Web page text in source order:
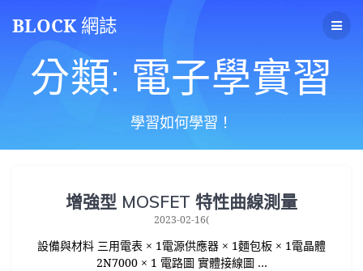
BLOCK網誌
分類: 電子學實習
學習如何學習！
增強型 MOSFET 特性曲線測量
2023-02-16(
設備與材料 三用電表 × 1電源供應器 × 1麵包板 × 1電晶體
2N7000 × 1 電路圖 實體接線圖 …